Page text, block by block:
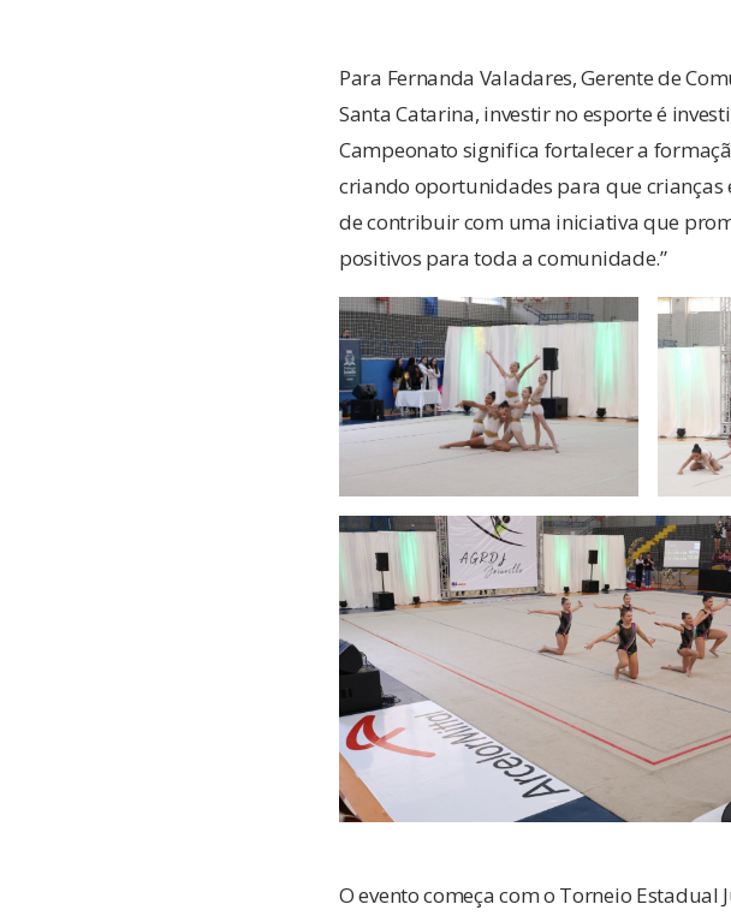
Para Fernanda Valadares, Gerente de
Santa Catarina, investir no esporte é
Campeonato significa fortalecer a
criando oportunidades para que crianças
de contribuir com uma iniciativa que
positivos para toda a comunidade.”
O evento começa com o Torneio Estadual